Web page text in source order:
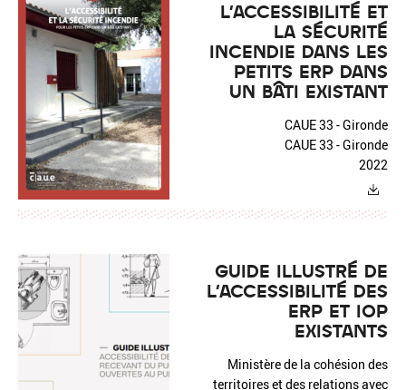
Réinitialiser Fermer la recherche avancée
L'ACCESSIBILITÉ ET
LA SÉCURITÉ
INCENDIE DANS LES
PETITS ERP DANS
UN BÂTI EXISTANT
CAUE 33 - Gironde
CAUE 33 - Gironde
2022
GUIDE ILLUSTRÉ DE
L'ACCESSIBILITÉ DES
ERP ET IOP
EXISTANTS
Ministère de la cohésion des
territoires et des relations avec